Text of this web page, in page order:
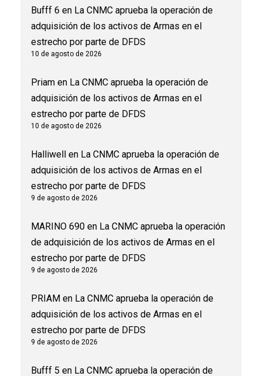
Bufff 6 en La CNMC aprueba la operación de
adquisición de los activos de Armas en el
estrecho por parte de DFDS
10 de agosto de 2026
Priam en La CNMC aprueba la operación de
adquisición de los activos de Armas en el
estrecho por parte de DFDS
10 de agosto de 2026
Halliwell en La CNMC aprueba la operación de
adquisición de los activos de Armas en el
estrecho por parte de DFDS
9 de agosto de 2026
MARINO 690 en La CNMC aprueba la operación
de adquisición de los activos de Armas en el
estrecho por parte de DFDS
9 de agosto de 2026
PRIAM en La CNMC aprueba la operación de
adquisición de los activos de Armas en el
estrecho por parte de DFDS
9 de agosto de 2026
Bufff 5 en La CNMC aprueba la operación de